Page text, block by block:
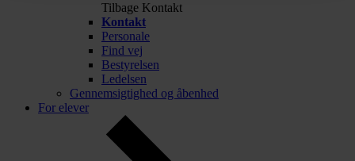
Tilbage Kontakt
Kontakt
Personale
Find vej
Bestyrelsen
Ledelsen
Gennemsigtighed og åbenhed
For elever